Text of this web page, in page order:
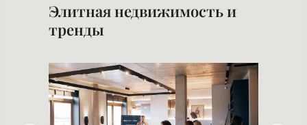
Элитная недвижимость и
тренды